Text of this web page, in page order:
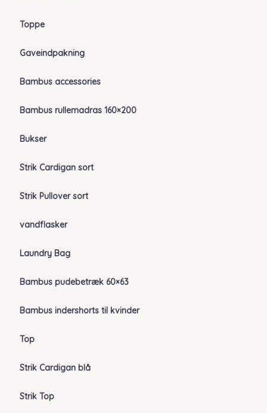
Toppe
Gaveindpakning
Bambus accessories
Bambus rullemadras 160×200
Bukser
Strik Cardigan sort
Strik Pullover sort
vandflasker
Laundry Bag
Bambus pudebetræk 60×63
Bambus indershorts til kvinder
Top
Strik Cardigan blå
Strik Top